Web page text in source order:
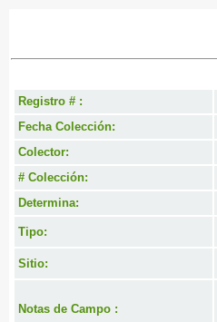
Registro # :
Fecha Colección:
Colector:
# Colección:
Determina:
Tipo:
Sitio:
Notas de Campo :